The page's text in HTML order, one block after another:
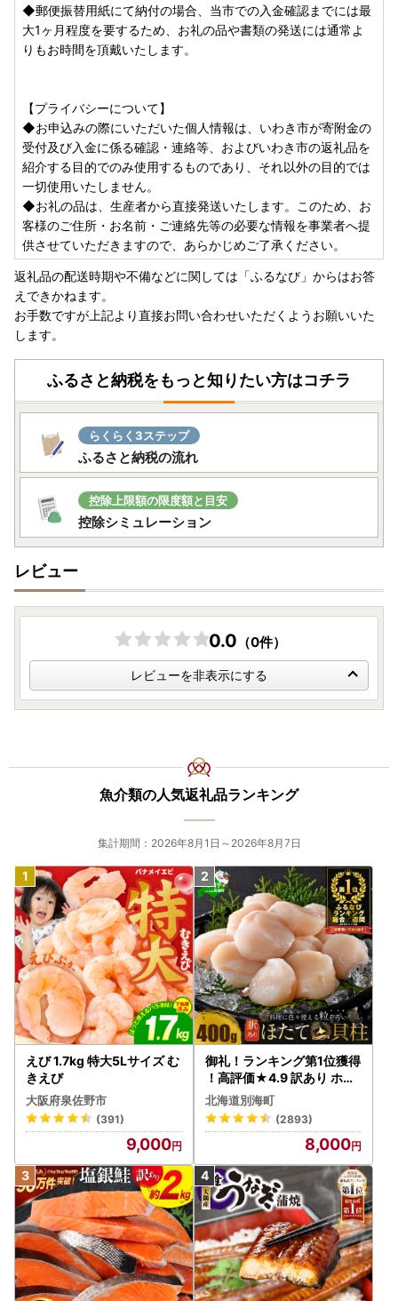
大変ご迷惑おかけいたしますが、何卒宜しくお願い申し上げ
ます。
◆郵便振替用紙にて納付の場合、当市での入金確認までには最
大1ヶ月程度を要するため、お礼の品や書類の発送には通常よ
りもお時間を頂戴いたします。
【プライバシーについて】
◆お申込みの際にいただいた個人情報は、いわき市が寄附金の
受付及び入金に係る確認・連絡等、およびいわき市の返礼品を
紹介する目的でのみ使用するものであり、それ以外の目的では
一切使用いたしません。
◆お礼の品は、生産者から直接発送いたします。このため、お
客様のご住所・お名前・ご連絡先等の必要な情報を事業者へ提
供させていただきますので、あらかじめご了承ください。
返礼品の配送時期や不備などに関しては「ふるなび」からはお答
えできかねます。
お手数ですが上記より直接お問い合わせいただくようお願いいた
します。
ふるさと納税をもっと知りたい方はコチラ
らくらく3ステップ
ふるさと納税の流れ
控除上限額の限度額と目安
控除シミュレーション
レビュー
0.0 （0件）
レビューを非表示にする
魚介類の人気返礼品ランキング
集計期間：2026年8月1日～2026年8月7日
えび 1.7kg 特大5Lサイズ む
きえび
大阪府泉佐野市
(391)
9,000
御礼！ランキング第1位獲得
！高評価★4.9 訳あり ホタ
テ 400g（ほたて 帆立 貝柱
冷凍 ）
北海道別海町
(2893)
8,000